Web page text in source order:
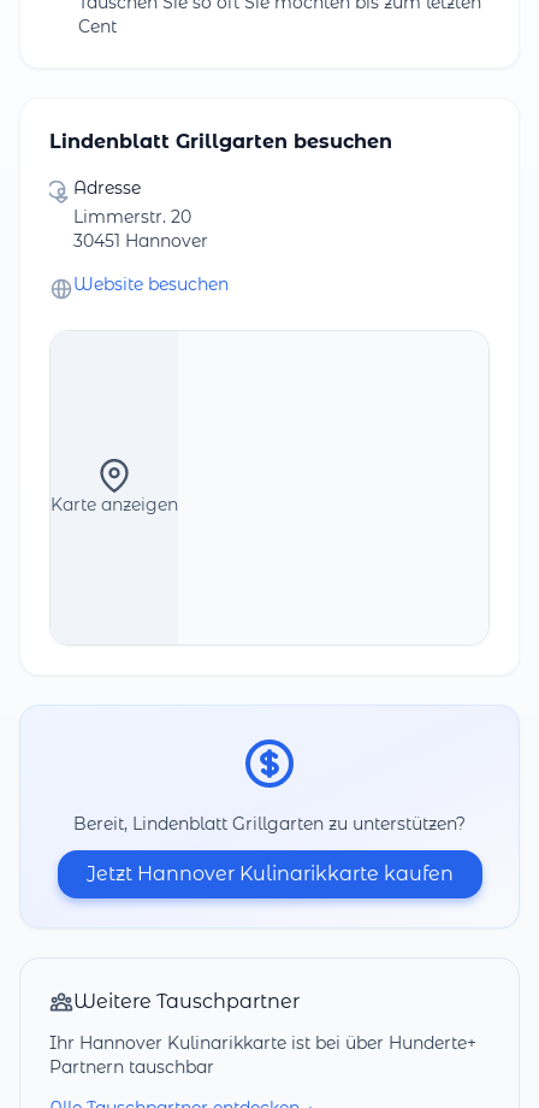
Cent
Lindenblatt Grillgarten besuchen
Adresse
Limmerstr. 20
30451 Hannover
Website besuchen
Karte anzeigen
Bereit, Lindenblatt Grillgarten zu unterstützen?
Jetzt Hannover Kulinarikkarte kaufen
Weitere Tauschpartner
Ihr Hannover Kulinarikkarte ist bei über Hunderte+
Partnern tauschbar